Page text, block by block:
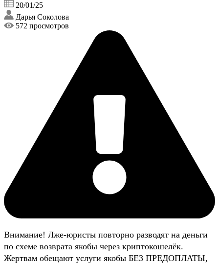
20/01/25
Дарья Соколова
572 просмотров
Внимание! Лже-юристы повторно разводят на деньги
по схеме возврата якобы через криптокошелёк.
Жертвам обещают услуги якобы БЕЗ ПРЕДОПЛАТЫ,